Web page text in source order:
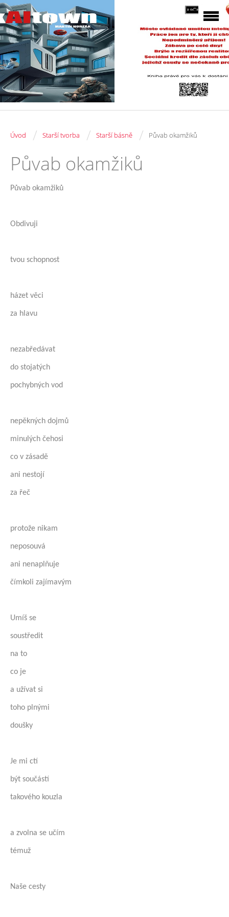
Úvod / Starší tvorba / Starší básně / Půvab okamžiků
Půvab okamžiků
Půvab okamžiků
Obdivuji
tvou schopnost
házet věci
za hlavu
nezabředávat
do stojatých
pochybných vod
nepěkných dojmů
minulých čehosi
co v zásadě
ani nestojí
za řeč
protože nikam
neposouvá
ani nenaplňuje
čímkoli zajímavým
Umíš se
soustředit
na to
co je
a užívat si
toho plnými
doušky
Je mi ctí
být součástí
takového kouzla
a zvolna se učím
témuž
Naše cesty